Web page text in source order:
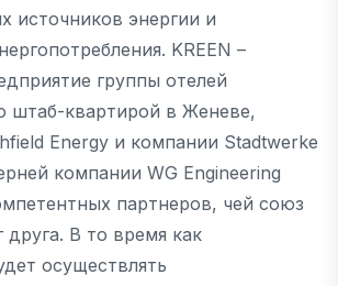
источников энергии и
KREEN –
группы отелей
штаб-квартирой в Женеве,
Energy и компании Stadtwerke
компании WG Engineering
партнеров, чей союз
друга. В то время как
осуществлять